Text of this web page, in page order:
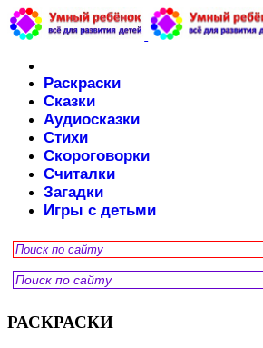
Раскраски
Сказки
Аудиосказки
Стихи
Скороговорки
Считалки
Загадки
Игры с детьми
РАСКРАСКИ